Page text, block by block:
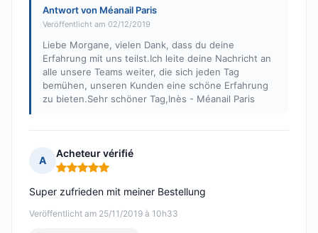
Antwort von Méanail Paris
Veröffentlicht am 02/12/2019
Liebe Morgane, vielen Dank, dass du deine
Erfahrung mit uns teilst.Ich leite deine Nachricht an
alle unsere Teams weiter, die sich jeden Tag
bemühen, unseren Kunden eine schöne Erfahrung
zu bieten.Sehr schöner Tag,Inès - Méanail Paris
A
Acheteur vérifié
Hinweis: 5 von 5
Veröffentlicht am 25/11/2019 à 10h33
Super zufrieden mit meiner Bestellung